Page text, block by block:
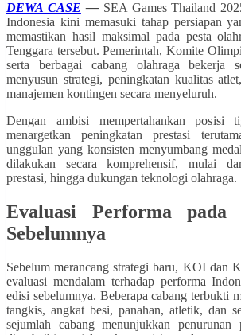
DEWA CASE — SEA Games Thailand
Indonesia kini memasuki tahap persiapan
memastikan hasil maksimal pada pesta
Tenggara tersebut. Pemerintah, Komite
serta berbagai cabang olahraga bekerja
menyusun strategi, peningkatan kualitas
manajemen kontingen secara menyeluruh.
Dengan ambisi mempertahankan posisi
menargetkan peningkatan prestasi
unggulan yang konsisten menyumbang
dilakukan secara komprehensif, mulai
prestasi, hingga dukungan teknologi olahraga.
Evaluasi Performa pada
Sebelumnya
Sebelum merancang strategi baru, KOI dan
evaluasi mendalam terhadap performa
edisi sebelumnya. Beberapa cabang terbukti
tangkis, angkat besi, panahan, atletik, dan
sejumlah cabang menunjukkan